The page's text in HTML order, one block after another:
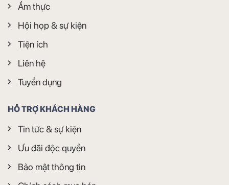
Ẩm thực
Hội họp & sự kiện
Tiện ích
Liên hệ
Tuyển dụng
HỖ TRỢ KHÁCH HÀNG
Tin tức & sự kiện
Ưu đãi độc quyền
Bảo mật thông tin